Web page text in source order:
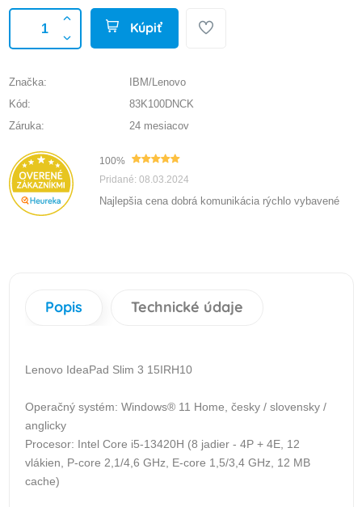
Kúpiť
Značka:
IBM/Lenovo
Kód:
83K100DNCK
Záruka:
24 mesiacov
100%
Pridané: 08.03.2024
Najlepšia cena dobrá komunikácia rýchlo vybavené
Popis Technické údaje
Lenovo IdeaPad Slim 3 15IRH10
Operačný systém: Windows® 11 Home, česky / slovensky /
anglicky
Procesor: Intel Core i5-13420H (8 jadier - 4P + 4E, 12
vlákien, P-core 2,1/4,6 GHz, E-core 1,5/3,4 GHz, 12 MB
cache)